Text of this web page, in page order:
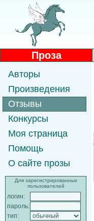
Проза
Авторы
Произведения
Отзывы
Конкурсы
Моя страница
Помощь
О сайте прозы
Для зарегистрированных
пользователей
логин:
пароль:
тип: